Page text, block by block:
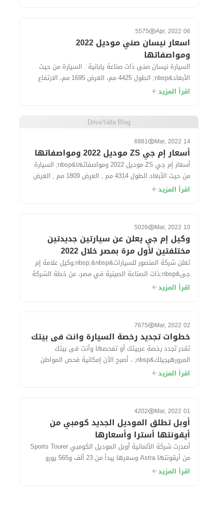
06 Apr, 2022
5575
اسعار نيسان صني موديل 2022
ومواصفاتها
السيارة نيسان صنى ذات صناعة يابانية . السيارة من حيث
الأبعاد&nbsp; الطول 4425 مم، العرض 1695 مم، الارتفاع
1500 مم، قاعدة العجلات 260...
اقرأ المزيد
DriveYalla Blog
14 Mar, 2022
6881
أسعار إم جي ZS موديل 2022 ومواصفاتها
أسعار إم جي ZS موديل 2022 ومواصفاتها&nbsp; السيارة
من حيث الأبعاد الطول 4314 مم , العرض 1809 مم , العرض
1624 مم. سعة الشنطة...
اقرأ المزيد
10 Mar, 2022
5026
وكيل إم جي يعلن عن سيارتين جديدتين
مختلفتين لأول مرة بمصر خلال 2022
تعلن شركة المنصور للسيارات&nbsp;&nbsp;وكيل علامة إم
جى&nbsp;ذات الصناعة الصينية في مصر، عن خطة الشركة
في 2022، والتي في تكون فى مقدمتها طرح...
اقرأ المزيد
02 Mar, 2022
7675
خطوات تجديد رخصة السيارة وانت فى بيتك
تقدر تجدد رخصة عربيتك أو تفحصها وأنت فى بيتك
المرورهيجيلك&nbsp; ، أصبح الآن إمكانية فحص المواطن
وعمل فحص فني شامل لسيارته و تجديد رخصته خ...
اقرأ المزيد
01 Mar, 2022
4202
أوبل تطلق الموديل الجديد كومبي من
أيقونتها أسترا وأسعارها
أصدرت شركة الألمانية أوبل الموديل الكومبي Sports Tourer
من أيقونتها Astra وسعرها يبدأ من 23 ألف و565 يورو
حوالي (415 ألف جنيه مصري) تقريبًا....
اقرأ المزيد